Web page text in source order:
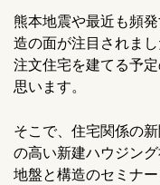
熊本地震や最近も頻
造の面が注目されまし
注文住宅を建てる予
思います。
そこで、住宅関係の
の高い新建ハウジン
地盤と構造のセミナー